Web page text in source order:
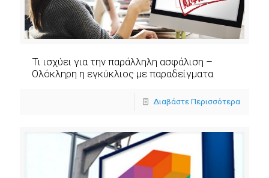
Τι ισχύει για την παράλληλη ασφάλιση –
Ολόκληρη η εγκύκλιος με παραδείγματα
Διαβάστε Περισσότερα